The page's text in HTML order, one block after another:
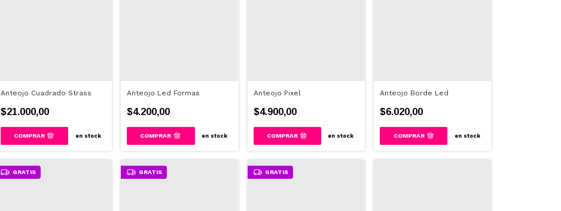
Anteojo Cuadrado Strass
$21.000,00
en stock
Anteojo Led Formas
$4.200,00
en stock
Anteojo Pixel
$4.900,00
en stock
Anteojo Borde Led
$6.020,00
COMPRAR en stock
GRATIS GRATIS GRATIS